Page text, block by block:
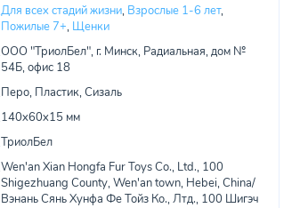
Для всех стадий жизни, Взрослые 1-6 лет,
Пожилые 7+, Щенки
ООО "ТриолБел", г. Минск, Радиальная, дом №
54Б, офис 18
Перо, Пластик, Сизаль
140х60х15 мм
ТриолБел
Wen'an Xian Hongfa Fur Toys Co., Ltd., 100
Shigezhuang County, Wen'an town, Hebei, China/
Вэнань Сянь Хунфа Фе Тойз Ко., Лтд., 100 Шигэч